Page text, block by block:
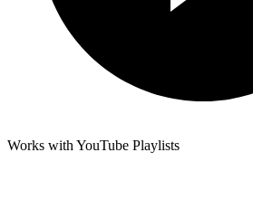
Works with YouTube Playlists